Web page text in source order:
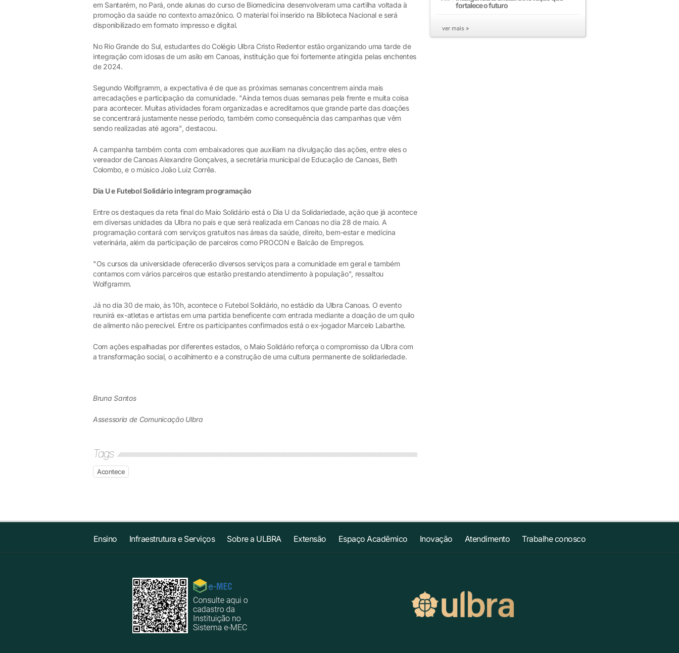
em Santarém, no Pará, onde alunas do curso de Biomedicina desenvolveram uma cartilha voltada à
promoção da saúde no contexto amazônico. O material foi inserido na Biblioteca Nacional e será
disponibilizado em formato impresso e digital.
No Rio Grande do Sul, estudantes do Colégio Ulbra Cristo Redentor estão organizando uma tarde de
integração com idosas de um asilo em Canoas, instituição que foi fortemente atingida pelas enchentes
de 2024.
Segundo Wolfgramm, a expectativa é de que as próximas semanas concentrem ainda mais
arrecadações e participação da comunidade. "Ainda temos duas semanas pela frente e muita coisa
para acontecer. Muitas atividades foram organizadas e acreditamos que grande parte das doações
se concentrará justamente nesse período, também como consequência das campanhas que vêm
sendo realizadas até agora", destacou.
A campanha também conta com embaixadores que auxiliam na divulgação das ações, entre eles o
vereador de Canoas Alexandre Gonçalves, a secretária municipal de Educação de Canoas, Beth
Colombo, e o músico João Luiz Corrêa.
Dia U e Futebol Solidário integram programação
Entre os destaques da reta final do Maio Solidário está o Dia U da Solidariedade, ação que já acontece
em diversas unidades da Ulbra no país e que será realizada em Canoas no dia 28 de maio. A
programação contará com serviços gratuitos nas áreas da saúde, direito, bem-estar e medicina
veterinária, além da participação de parceiros como PROCON e Balcão de Empregos.
"Os cursos da universidade oferecerão diversos serviços para a comunidade em geral e também
contamos com vários parceiros que estarão prestando atendimento à população", ressaltou
Wolfgramm.
Já no dia 30 de maio, às 10h, acontece o Futebol Solidário, no estádio da Ulbra Canoas. O evento
reunirá ex-atletas e artistas em uma partida beneficente com entrada mediante a doação de um quilo
de alimento não perecível. Entre os participantes confirmados está o ex-jogador Marcelo Labarthe.
Com ações espalhadas por diferentes estados, o Maio Solidário reforça o compromisso da Ulbra com
a transformação social, o acolhimento e a construção de uma cultura permanente de solidariedade.
Bruna Santos
Assessoria de Comunicação Ulbra
Tags
Acontece
fortalece o futuro
ver mais »
Ensino Infraestrutura e Serviços Sobre a ULBRA Extensão Espaço Acadêmico Inovação Atendimento Trabalhe conosco